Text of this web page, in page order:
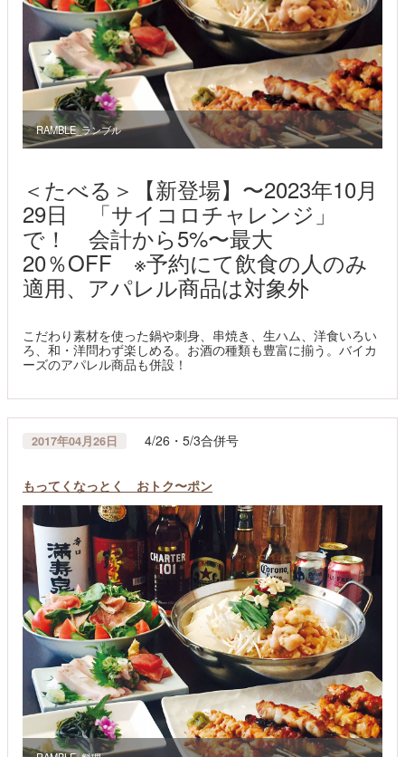
RAMBLE_ランブル
＜たべる＞【新登場】〜2023年10月
29日 「サイコロチャレンジ」
で！ 会計から5%〜最大
20％OFF ※予約にて飲食の人のみ
適用、アパレル商品は対象外
こだわり素材を使った鍋や刺身、串焼き、生ハム、洋食いろい
ろ、和・洋問わず楽しめる。お酒の種類も豊富に揃う。バイカ
ーズのアパレル商品も併設！
2017年04月26日 4/26・5/3合併号
もってくなっとく おトク〜ポン